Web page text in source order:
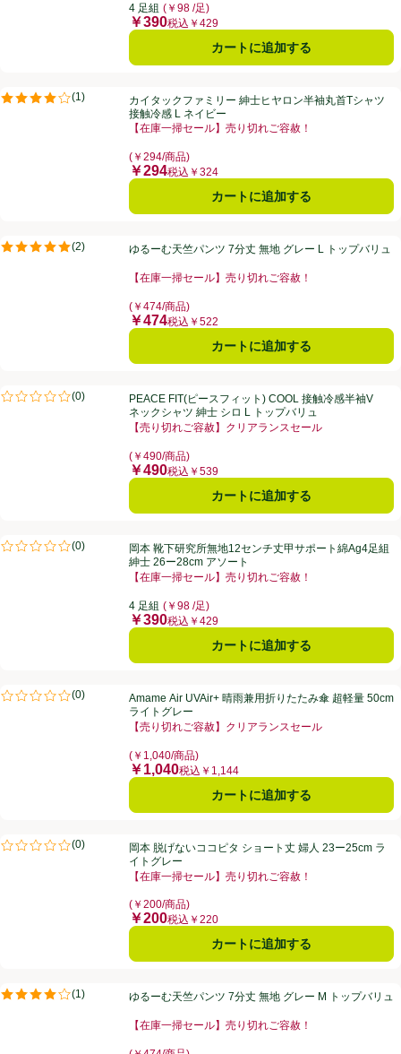
4 足組 (￥98 /足)
価格
￥390税込￥429
カートに追加する
カイタックファミリー 紳士ヒヤロン半袖丸首Tシャツ 接触冷感 L ネイ
(1)
評価は1件のレビューで5点中4.0点。カイタックファミリー 紳士ヒヤロン半袖丸首Tシャツ
接触冷感 L ネイビー
【在庫一掃セール】売り切れご容赦！
(￥294/商品)
価格
￥294税込￥324
カートに追加する
ゆるーむ天竺パンツ 7分丈 無地 グレー L トップバリュ
(2)
評価は2件のレビューで5点中5.0点。ゆるーむ天竺パンツ 7分丈 無地 グレー L トップバリュ
【在庫一掃セール】売り切れご容赦！
(￥474/商品)
価格
￥474税込￥522
カートに追加する
PEACE FIT(ピースフィット) COOL 接触冷感半袖Vネックシャツ 紳士
(0)
評価は0件のレビューで5点中0.0点。PEACE FIT(ピースフィット) COOL 接触冷感半袖V
ネックシャツ 紳士 シロ L トップバリュ
【売り切れご容赦】クリアランスセール
(￥490/商品)
価格
￥490税込￥539
カートに追加する
岡本 靴下研究所無地12センチ丈甲サポート綿Ag4足組 紳士 26ー28cm
(0)
評価は0件のレビューで5点中0.0点。岡本 靴下研究所無地12センチ丈甲サポート綿Ag4足組
紳士 26ー28cm アソート
【在庫一掃セール】売り切れご容赦！
4 足組 (￥98 /足)
価格
￥390税込￥429
カートに追加する
Amame Air UVAir+ 晴雨兼用折りたたみ傘 超軽量 50cm ライトグレー
(0)
評価は0件のレビューで5点中0.0点。Amame Air UVAir+ 晴雨兼用折りたたみ傘 超軽量 50cm
ライトグレー
【売り切れご容赦】クリアランスセール
(￥1,040/商品)
価格
￥1,040税込￥1,144
カートに追加する
岡本 脱げないココピタ ショート丈 婦人 23ー25cm ライトグレー
(0)
評価は0件のレビューで5点中0.0点。岡本 脱げないココピタ ショート丈 婦人 23ー25cm ラ
イトグレー
【在庫一掃セール】売り切れご容赦！
(￥200/商品)
価格
￥200税込￥220
カートに追加する
ゆるーむ天竺パンツ 7分丈 無地 グレー M トップバリュ
(1)
評価は1件のレビューで5点中4.0点。ゆるーむ天竺パンツ 7分丈 無地 グレー M トップバリュ
【在庫一掃セール】売り切れご容赦！